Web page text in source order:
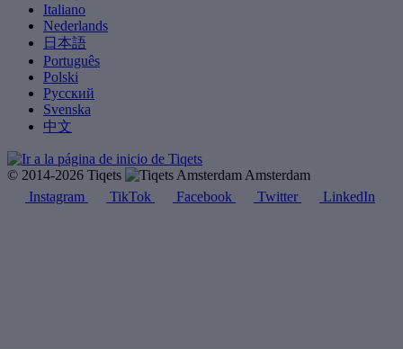
Italiano
Nederlands
日本語
Português
Polski
Русский
Svenska
中文
© 2014-2026 Tiqets
Amsterdam
Instagram
TikTok Facebook Twitter LinkedIn